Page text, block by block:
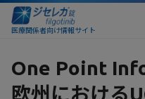
医療関係者向け情報サイト
One Point
欧州における